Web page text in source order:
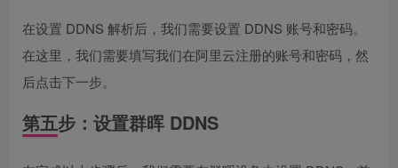
在设置 DDNS 解析后，我们需要设置 DDNS 账号和密码。
在这里，我们需要填写我们在阿里云注册的账号和密码，然
后点击下一步。
第五步：设置群晖 DDNS